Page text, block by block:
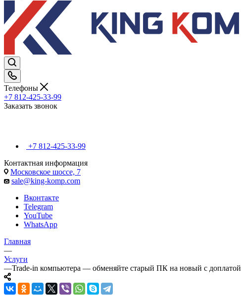
Телефоны
+7 812-425-33-99
Заказать звонок
+7 812-425-33-99
Контактная информация
Московское шоссе, 7
sale@king-komp.com
Вконтакте
Telegram
YouTube
WhatsApp
Главная
—
Услуги
—Trade-in компьютера — обменяйте старый ПК на новый с доплатой